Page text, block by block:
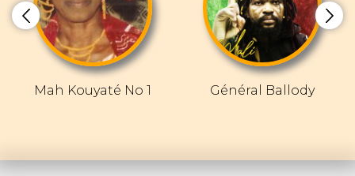
Mah Kouyaté No 1 Général Ballody